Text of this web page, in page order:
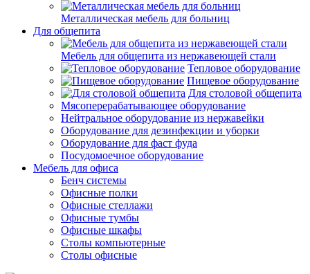
Металлическая мебель для больниц
Для общепита
Мебель для общепита из нержавеющей стали
Тепловое оборудование
Пищевое оборудование
Для столовой общепита
Мясоперерабатывающее оборудование
Нейтральное оборудование из нержавейки
Оборудование для дезинфекции и уборки
Оборудование для фаст фуда
Посудомоечное оборудование
Мебель для офиса
Бенч системы
Офисные полки
Офисные стеллажи
Офисные тумбы
Офисные шкафы
Столы компьютерные
Столы офисные